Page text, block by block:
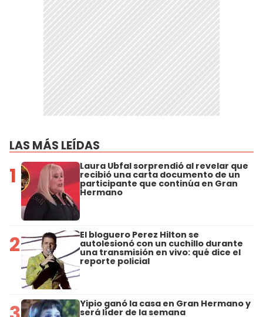
LAS MÁS LEÍDAS
1 Laura Ubfal sorprendió al revelar que
recibió una carta documento de un
participante que continúa en Gran
Hermano
2 El bloguero Perez Hilton se
autolesionó con un cuchillo durante
una transmisión en vivo: qué dice el
reporte policial
Yipio ganó la casa en Gran Hermano y
será líder de la semana